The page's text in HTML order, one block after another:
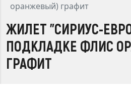
оранжевый) графит
ЖИЛЕТ "СИРИУС-
ПОДКЛАДКЕ ФЛИС
ГРАФИТ